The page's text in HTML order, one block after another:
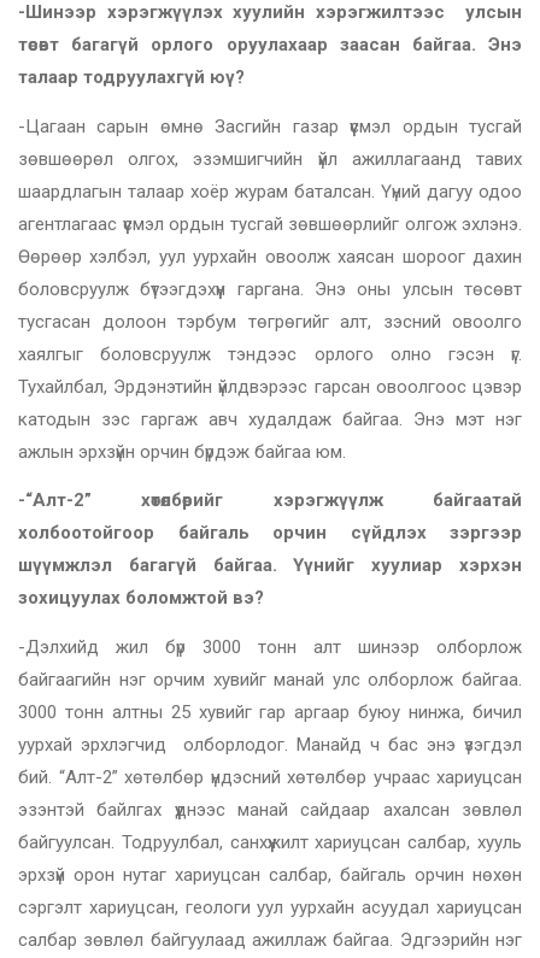
-Шинээр хэрэгжүүлэх хуулийн хэрэгжилтээс улсын
төсөвт багагүй орлого оруулахаар заасан байгаа. Энэ
талаар тодруулахгүй юү?
-Цагаан сарын өмнө Засгийн газар үүсмэл ордын тусгай
зөвшөөрөл олгох, эзэмшигчийн үйл ажиллагаанд тавих
шаардлагын талаар хоёр журам баталсан. Үүний дагуу одоо
агентлагаас үүсмэл ордын тусгай зөвшөөрлийг олгож эхлэнэ.
Өөрөөр хэлбэл, уул уурхайн овоолж хаясан шороог дахин
боловсруулж бүтээгдэхүүн гаргана. Энэ оны улсын төсөвт
тусгасан долоон тэрбум төгрөгийг алт, зэсний овоолго
хаялгыг боловсруулж тэндээс орлого олно гэсэн үг.
Тухайлбал, Эрдэнэтийн үйлдвэрээс гарсан овоолгоос цэвэр
катодын зэс гаргаж авч худалдаж байгаа. Энэ мэт нэг
ажлын эрхзүйн орчин бүрдэж байгаа юм.
-“Алт-2” хөтөлбөрийг хэрэгжүүлж байгаатай
холбоотойгоор байгаль орчин сүйдлэх зэргээр
шүүмжлэл багагүй байгаа. Үүнийг хуулиар хэрхэн
зохицуулах боломжтой вэ?
-Дэлхийд жил бүр 3000 тонн алт шинээр олборлож
байгаагийн нэг орчим хувийг манай улс олборлож байгаа.
3000 тонн алтны 25 хувийг гар аргаар буюу нинжа, бичил
уурхай эрхлэгчид олборлодог. Манайд ч бас энэ үзэгдэл
бий. “Алт-2” хөтөлбөр үндэсний хөтөлбөр учраас хариуцсан
эзэнтэй байлгах үүднээс манай сайдаар ахалсан зөвлөл
байгуулсан. Тодруулбал, санхүүжилт хариуцсан салбар, хууль
эрхзүй орон нутаг хариуцсан салбар, байгаль орчин нөхөн
сэргэлт хариуцсан, геологи уул уурхайн асуудал хариуцсан
салбар зөвлөл байгуулаад ажиллаж байгаа. Эдгээрийн нэг